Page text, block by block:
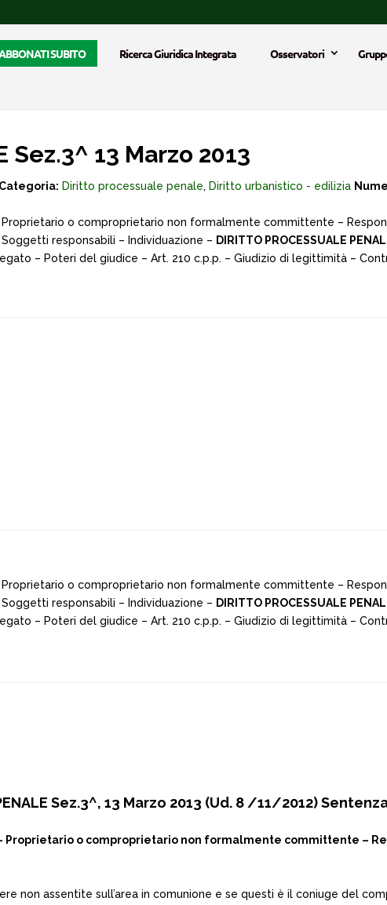
SUBITO Ricerca Giuridica Integrata Osservatori
Sez.3^ 13 Marzo 2013
Categoria: Diritto processuale penale, Diritto urbanistico - edilizia
Proprietario o comproprietario non formalmente committente –
responsabili – Individuazione – DIRITTO PROCESSUALE
– Poteri del giudice – Art. 210 c.p.p. – Giudizio di legittimità –
Proprietario o comproprietario non formalmente committente –
responsabili – Individuazione – DIRITTO PROCESSUALE
– Poteri del giudice – Art. 210 c.p.p. – Giudizio di legittimità –
Sez.3^, 13 Marzo 2013 (Ud. 8 /11/2012)
– Proprietario o comproprietario non formalmente committente –
non assentite sull’area in comunione e se questi è il coniuge del